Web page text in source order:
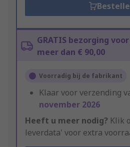
GRATIS bezorging
meer dan € 90,00
Voorradig bij de fabrikant
Klaar voor verzending
november 2026
Heeft u meer nodig? Klik
leverdata' voor extra